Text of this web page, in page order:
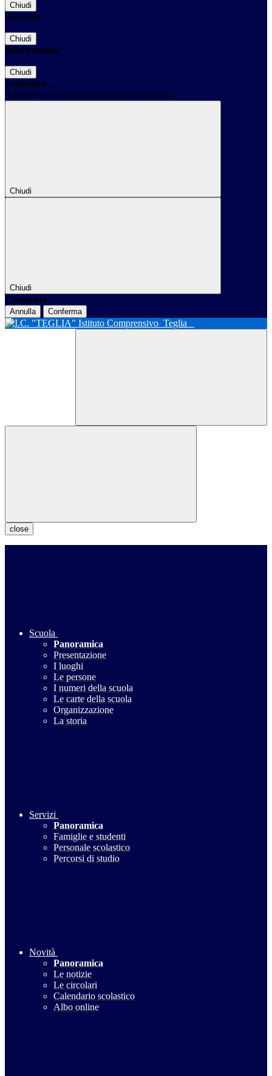
Chiudi
Successo
Chiudi
Informazione
Chiudi
Attendere...
Attendere il completamento dell'operazione...
Chiudi
Chiudi
Conferma
Annulla Conferma
Istituto Comprensivo Teglia
close
Scuola
Panoramica
Presentazione
I luoghi
Le persone
I numeri della scuola
Le carte della scuola
Organizzazione
La storia
Servizi
Panoramica
Famiglie e studenti
Personale scolastico
Percorsi di studio
Novità
Panoramica
Le notizie
Le circolari
Calendario scolastico
Albo online